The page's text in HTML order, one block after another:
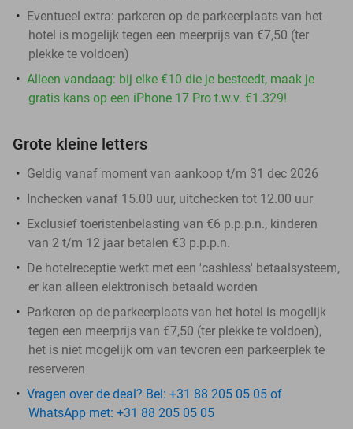
Eventueel extra: parkeren op de parkeerplaats van het
hotel is mogelijk tegen een meerprijs van €7,50 (ter
plekke te voldoen)
Alleen vandaag: bij elke €10 die je besteedt, maak je
gratis kans op een iPhone 17 Pro t.w.v. €1.329!
Grote kleine letters
Geldig vanaf moment van aankoop t/m 31 dec 2026
Inchecken vanaf 15.00 uur, uitchecken tot 12.00 uur
Exclusief toeristenbelasting van €6 p.p.p.n., kinderen
van 2 t/m 12 jaar betalen €3 p.p.p.n.
De hotelreceptie werkt met een 'cashless' betaalsysteem,
er kan alleen elektronisch betaald worden
Parkeren op de parkeerplaats van het hotel is mogelijk
tegen een meerprijs van €7,50 (ter plekke te voldoen),
het is niet mogelijk om van tevoren een parkeerplek te
reserveren
Vragen over de deal? Bel: +31 88 205 05 05 of
WhatsApp met: +31 88 205 05 05